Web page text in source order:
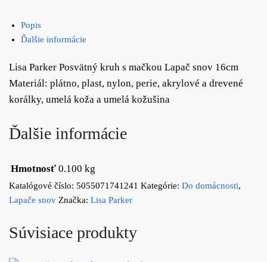
Popis
Ďalšie informácie
Lisa Parker Posvätný kruh s mačkou Lapač snov 16cm
Materiál: plátno, plast, nylon, perie, akrylové a drevené
korálky, umelá koža a umelá kožušina
Ďalšie informácie
Hmotnosť 0.100 kg
Katalógové číslo: 5055071741241 Kategórie: Do domácnosti,
Lapače snov Značka: Lisa Parker
Súvisiace produkty